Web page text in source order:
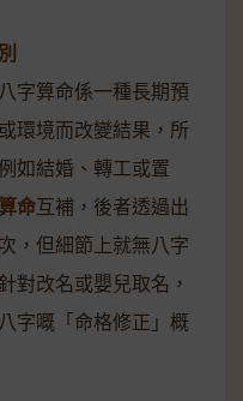
字算命係一種長期預
環境而改變結果，所
如結婚、轉工或置
命互補，後者透過出
，但細節上就無八字
對改名或嬰兒取名，
字嘅「命格修正」概